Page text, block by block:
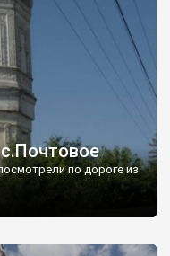
по дороге из